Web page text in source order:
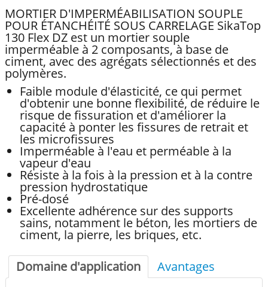
MORTIER D'IMPERMÉABILISATION SOUPLE
POUR ÉTANCHÉITÉ SOUS CARRELAGE SikaTop
130 Flex DZ est un mortier souple
imperméable à 2 composants, à base de
ciment, avec des agrégats sélectionnés et des
polymères.
Faible module d'élasticité, ce qui permet
d'obtenir une bonne flexibilité, de réduire le
risque de fissuration et d'améliorer la
capacité à ponter les fissures de retrait et
les microfissures
Imperméable à l'eau et perméable à la
vapeur d'eau
Résiste à la fois à la pression et à la contre
pression hydrostatique
Pré-dosé
Excellente adhérence sur des supports
sains, notamment le béton, les mortiers de
ciment, la pierre, les briques, etc.
Domaine d'application
Avantages